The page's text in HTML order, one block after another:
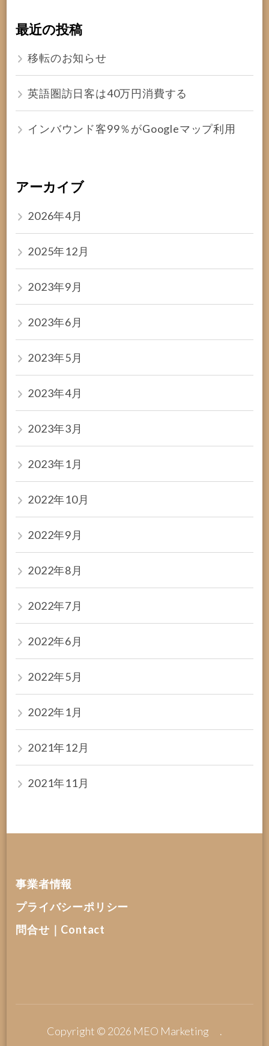
最近の投稿
移転のお知らせ
英語圏訪日客は40万円消費する
インバウンド客99％がGoogleマップ利用
アーカイブ
2026年4月
2025年12月
2023年9月
2023年6月
2023年5月
2023年4月
2023年3月
2023年1月
2022年10月
2022年9月
2022年8月
2022年7月
2022年6月
2022年5月
2022年1月
2021年12月
2021年11月
事業者情報
プライバシーポリシー
問合せ｜Contact
Copyright © 2026 MEO Marketing .